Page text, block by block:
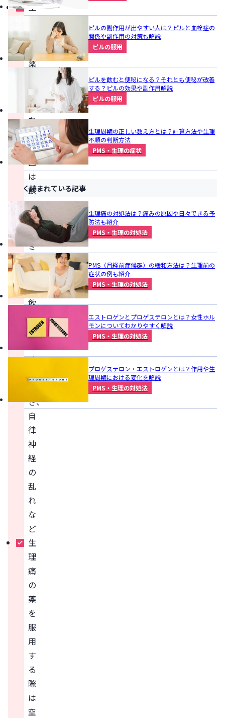
生
痛
の
薬
効
か
な
い
原
因
は
飲
む
タ
イ
ミ
ン
グ
や
飲
み
合
せ
さ、
自
律
神
経
の
乱
れ
な
ど
生
理
痛
の
薬
を
服
用
す
る
際
は
空
ピルの副作用が出やすい人は？ピルと血栓症の
関係や副作用の対策も解説
ピルの服用
ピルを飲むと便秘になる？それとも便秘が改善
する？ピルの効果や副作用解説
ピルの服用
生理周期の正しい数え方とは？計算方法や生理
不順の判断方法
PMS・生理の症状
よく読まれている記事
生理痛の対処法は？痛みの原因や日々できる予
防法も紹介
PMS・生理の対処法
PMS（月経前症候群）の緩和方法は？生理前の
症状の例も紹介
PMS・生理の対処法
エストロゲンとプロゲステロンとは？女性ホル
モンについてわかりやすく解説
PMS・生理の対処法
プロゲステロン・エストロゲンとは？作用や生
理周期における変化を解説
PMS・生理の対処法